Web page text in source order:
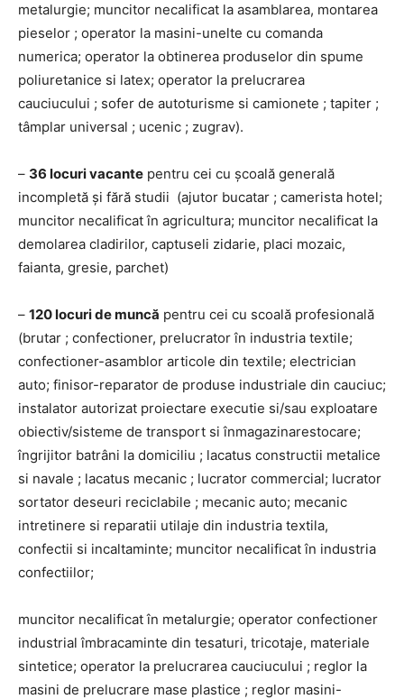
metalurgie; muncitor necalificat la asamblarea, montarea
pieselor ; operator la masini-unelte cu comanda
numerica; operator la obtinerea produselor din spume
poliuretanice si latex; operator la prelucrarea
cauciucului ; sofer de autoturisme si camionete ; tapiter ;
tâmplar universal ; ucenic ; zugrav).
– 36 locuri vacante pentru cei cu școală generală
incompletă și fără studii (ajutor bucatar ; camerista hotel;
muncitor necalificat în agricultura; muncitor necalificat la
demolarea cladirilor, captuseli zidarie, placi mozaic,
faianta, gresie, parchet)
– 120 locuri de muncă pentru cei cu scoală profesională
(brutar ; confectioner, prelucrator în industria textile;
confectioner-asamblor articole din textile; electrician
auto; finisor-reparator de produse industriale din cauciuc;
instalator autorizat proiectare executie si/sau exploatare
obiectiv/sisteme de transport si înmagazinarestocare;
îngrijitor batrâni la domiciliu ; lacatus constructii metalice
si navale ; lacatus mecanic ; lucrator commercial; lucrator
sortator deseuri reciclabile ; mecanic auto; mecanic
intretinere si reparatii utilaje din industria textila,
confectii si incaltaminte; muncitor necalificat în industria
confectiilor;
muncitor necalificat în metalurgie; operator confectioner
industrial îmbracaminte din tesaturi, tricotaje, materiale
sintetice; operator la prelucrarea cauciucului ; reglor la
masini de prelucrare mase plastice ; reglor masini-